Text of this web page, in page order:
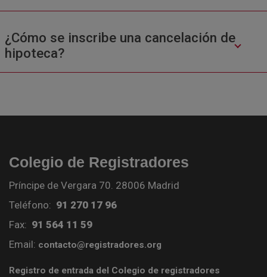
¿Cómo se inscribe una cancelación de
hipoteca?
Colegio de Registradores
Príncipe de Vergara 70. 28006 Madrid
Teléfono: 91 270 17 96
Fax: 91 564 11 59
Email: contacto@registradores.org
Registro de entrada del Colegio de registradores